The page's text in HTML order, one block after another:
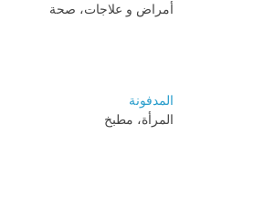
أمراض و علاجات، صحة
المدفونة
المرأة، مطبخ